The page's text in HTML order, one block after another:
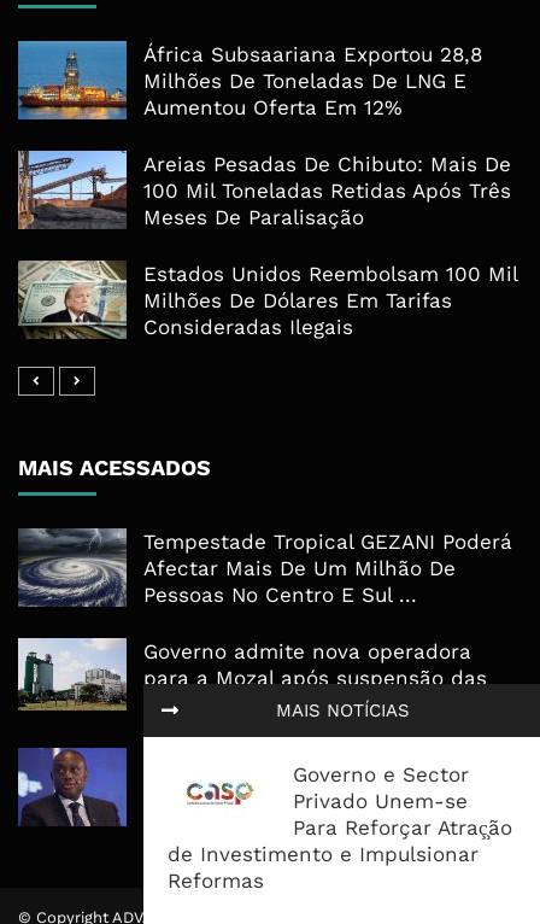
MAIS NOTÍCIAS
Governo e Sector
Privado Unem-se
Para Reforçar Atraç̧ão
de Investimento e Impulsionar
Reformas
África Subsaariana Exportou 28,8
Milhões De Toneladas De LNG E
Aumentou Oferta Em 12%
Areias Pesadas De Chibuto: Mais De
100 Mil Toneladas Retidas Após Três
Meses De Paralisação
Estados Unidos Reembolsam 100 Mil
Milhões De Dólares Em Tarifas
Consideradas Ilegais
MAIS ACESSADOS
Tempestade Tropical GEZANI Poderá
Afectar Mais De Um Milhão De
Pessoas No Centro E Sul ...
Governo admite nova operadora
para a Mozal após suspensão das
operações
CEO do Standard Bank pede ao
Governo que “saia do caminho” e
facilite os negócios
© Copyright ADVALUE. Todos Direitos Reservados.